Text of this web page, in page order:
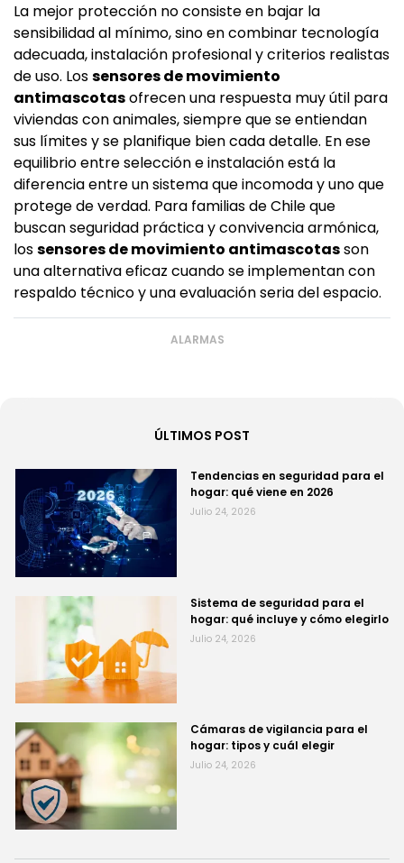
La mejor protección no consiste en bajar la
sensibilidad al mínimo, sino en combinar tecnología
adecuada, instalación profesional y criterios realistas
de uso. Lossensores de movimiento
antimascotasofrecen una respuesta muy útil para
viviendas con animales, siempre que se entiendan
sus límites y se planifique bien cada detalle. En ese
equilibrio entre selección e instalación está la
diferencia entre un sistema que incomoda y uno que
protege de verdad. Para familias de Chile que
buscan seguridad práctica y convivencia armónica,
lossensores de movimiento antimascotasson
una alternativa eficaz cuando se implementan con
respaldo técnico y una evaluación seria del espacio.
ALARMAS
ÚLTIMOS POST
Tendencias en seguridad para el
hogar: qué viene en 2026
Julio 24, 2026
Sistema de seguridad para el
hogar: qué incluye y cómo elegirlo
Julio 24, 2026
Cámaras de vigilancia para el
hogar: tipos y cuál elegir
Julio 24, 2026